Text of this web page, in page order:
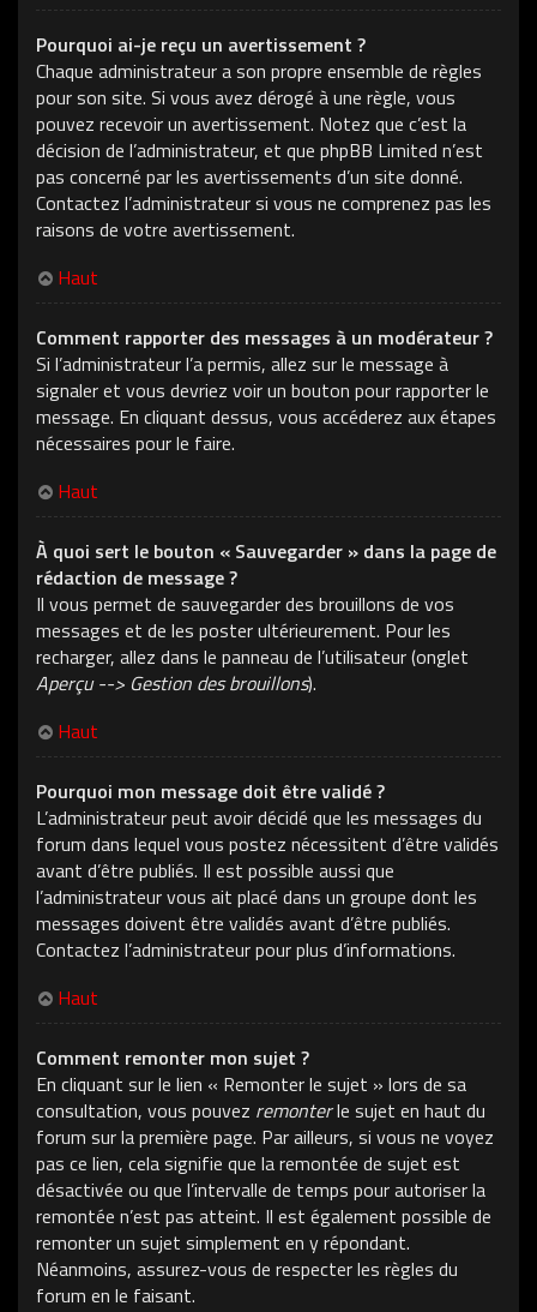
Pourquoi ai-je reçu un avertissement ?
Chaque administrateur a son propre ensemble de règles
pour son site. Si vous avez dérogé à une règle, vous
pouvez recevoir un avertissement. Notez que c’est la
décision de l’administrateur, et que phpBB Limited n’est
pas concerné par les avertissements d’un site donné.
Contactez l’administrateur si vous ne comprenez pas les
raisons de votre avertissement.
Haut
Comment rapporter des messages à un modérateur ?
Si l’administrateur l’a permis, allez sur le message à
signaler et vous devriez voir un bouton pour rapporter le
message. En cliquant dessus, vous accéderez aux étapes
nécessaires pour le faire.
Haut
À quoi sert le bouton « Sauvegarder » dans la page de
rédaction de message ?
Il vous permet de sauvegarder des brouillons de vos
messages et de les poster ultérieurement. Pour les
recharger, allez dans le panneau de l’utilisateur (onglet
Aperçu --> Gestion des brouillons).
Haut
Pourquoi mon message doit être validé ?
L’administrateur peut avoir décidé que les messages du
forum dans lequel vous postez nécessitent d’être validés
avant d’être publiés. Il est possible aussi que
l’administrateur vous ait placé dans un groupe dont les
messages doivent être validés avant d’être publiés.
Contactez l’administrateur pour plus d’informations.
Haut
Comment remonter mon sujet ?
En cliquant sur le lien « Remonter le sujet » lors de sa
consultation, vous pouvez remonterle sujet en haut du
forum sur la première page. Par ailleurs, si vous ne voyez
pas ce lien, cela signifie que la remontée de sujet est
désactivée ou que l’intervalle de temps pour autoriser la
remontée n’est pas atteint. Il est également possible de
remonter un sujet simplement en y répondant.
Néanmoins, assurez-vous de respecter les règles du
forum en le faisant.